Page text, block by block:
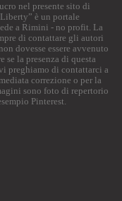
nel presente sito di
è un portale
a Rimini - no profit. La
di contattare gli autori
dovesse essere avvenuto
se la presenza di questa
preghiamo di contattarci a
correzione o per la
sono foto di repertorio
Pinterest.